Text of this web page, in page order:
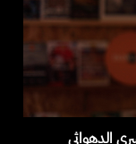
الدهواثي